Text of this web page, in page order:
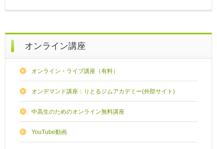
オンライン講座
オンライン・ライブ講座（有料）
オンデマンド講座：りとるジムアカデミー(外部サイト)
中高生のためのオンライン無料講座
YouTube動画